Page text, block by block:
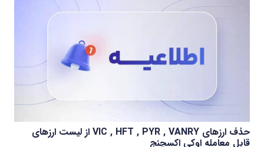
حذف ارزهای VIC , HFT , PYR , VANRY از لیست ارزهای
قابل معامله اوکی اکسچنج